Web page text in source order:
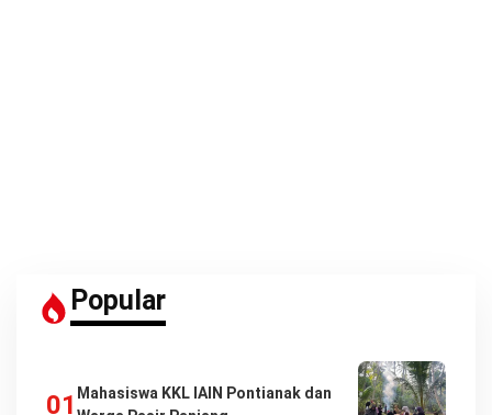
Popular
Mahasiswa KKL IAIN Pontianak dan